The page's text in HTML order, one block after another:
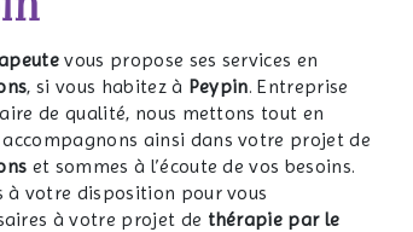
vous propose ses services en
, si vous habitez à Peypin. Entreprise
de qualité, nous mettons tout en
ainsi dans votre projet de
et sommes à l’écoute de vos besoins.
à votre disposition pour vous
à votre projet de thérapie par le